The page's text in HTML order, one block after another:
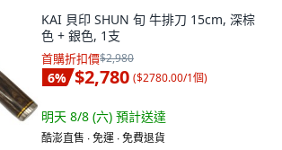
KAI 貝印 SHUN 旬 牛排刀 15cm, 深棕
色 + 銀色, 1支
首購折扣價$2,980
6% $2,780 ($2780.00/1個)
明天 8/8 (六) 預計送達
酷澎直售 ∙ 免運 ∙ 免費退貨